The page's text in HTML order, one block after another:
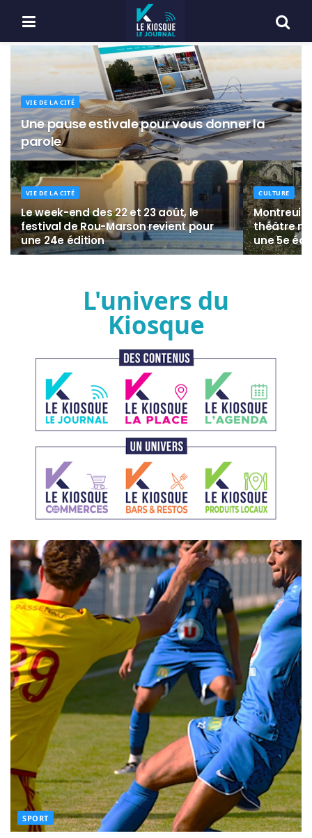
VIE DE LA CITÉ
Une pause estivale pour vous donner la
parole
VIE DE LA CITÉ
Le week-end des 22 et 23 août, le
festival de Rou-Marson revient pour
une 24e édition
CULTURE
Montreuil-
théâtre
une 5e
L'univers du
Kiosque
SPORT